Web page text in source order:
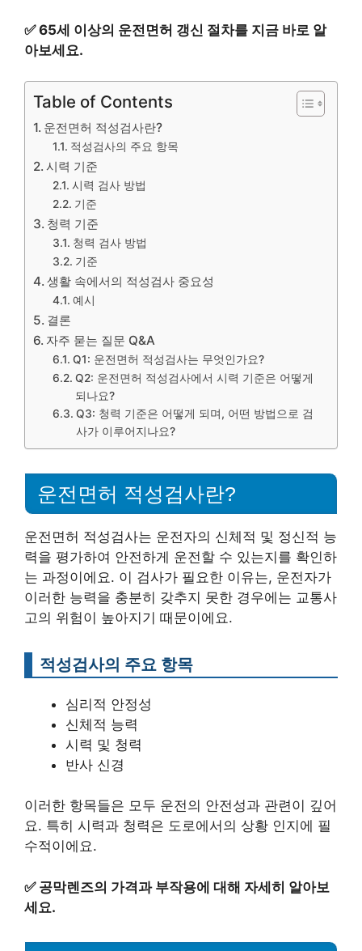
✅65세 이상의 운전면허 갱신 절차를 지금 바로 알
아보세요.
Table of Contents
운전면허 적성검사란?
적성검사의 주요 항목
시력 기준
시력 검사 방법
기준
청력 기준
청력 검사 방법
기준
생활 속에서의 적성검사 중요성
예시
결론
자주 묻는 질문 Q&A
Q1: 운전면허 적성검사는 무엇인가요?
Q2: 운전면허 적성검사에서 시력 기준은 어떻게
되나요?
Q3: 청력 기준은 어떻게 되며, 어떤 방법으로 검
사가 이루어지나요?
운전면허 적성검사란?
운전면허 적성검사는 운전자의 신체적 및 정신적 능
력을 평가하여 안전하게 운전할 수 있는지를 확인하
는 과정이에요. 이 검사가 필요한 이유는, 운전자가
이러한 능력을 충분히 갖추지 못한 경우에는 교통사
고의 위험이 높아지기 때문이에요.
적성검사의 주요 항목
심리적 안정성
신체적 능력
시력 및 청력
반사 신경
이러한 항목들은 모두 운전의 안전성과 관련이 깊어
요. 특히 시력과 청력은 도로에서의 상황 인지에 필
수적이에요.
✅ 공막렌즈의 가격과 부작용에 대해 자세히 알아보
세요.